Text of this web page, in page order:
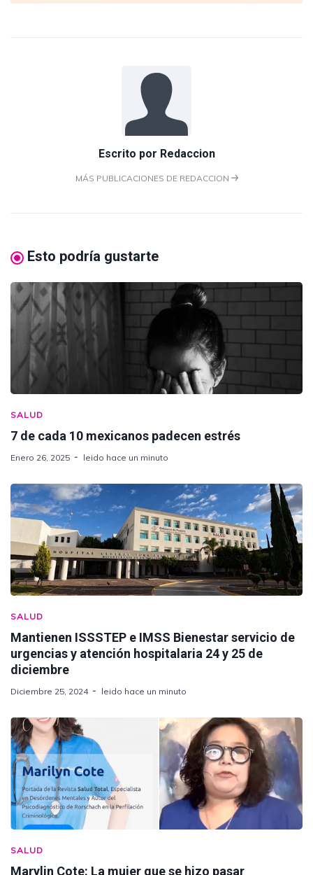
Escrito por Redaccion
MÁS PUBLICACIONES DE REDACCION
Esto podría gustarte
SALUD
7 de cada 10 mexicanos padecen estrés
Enero 26, 2025 leido hace un minuto
SALUD
Mantienen ISSSTEP e IMSS Bienestar servicio de
urgencias y atención hospitalaria 24 y 25 de
diciembre
Diciembre 25, 2024 leido hace un minuto
SALUD
Marylin Cote: La mujer que se hizo pasar